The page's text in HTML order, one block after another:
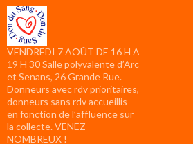
VENDREDI 7 AOÛT DE 16 H A
19 H 30 Salle polyvalente d’Arc
et Senans, 26 Grande Rue.
Donneurs avec rdv prioritaires,
donneurs sans rdv accueillis
en fonction de l’affluence sur
la collecte. VENEZ
NOMBREUX !